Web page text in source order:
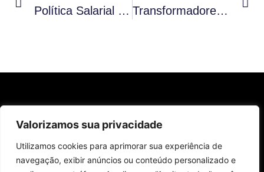
Valorizamos sua privacidade
Utilizamos cookies para aprimorar sua experiência de
navegação, exibir anúncios ou conteúdo personalizado e
Política Salarial Do Grupo Matos: Clareza, Valorização E Crescimento Com Propósito Transformadores Da Beleza 2025: Um Café Da Manhã De Reconhecimento, Histórias E Inspiração
acompanhe nossas redes sociais
(65) 3627-2656